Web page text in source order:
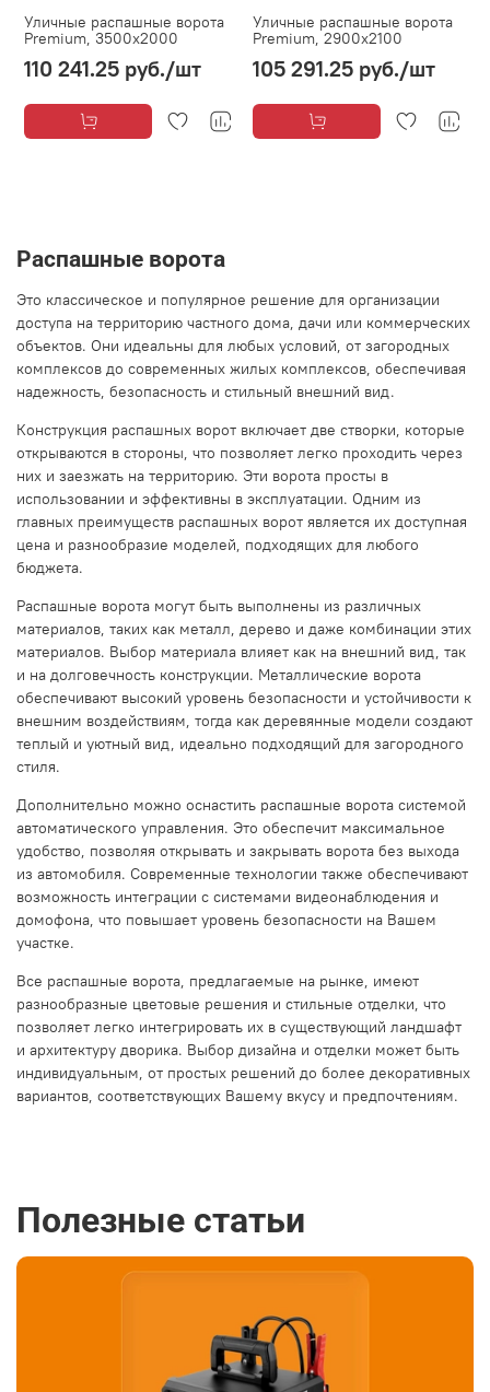
Уличные распашные ворота
Premium, 3500х2000
110 241.25 руб./шт
Уличные распашные ворота
Premium, 2900х2100
105 291.25 руб./шт
Распашные ворота
Это классическое и популярное решение для организации
доступа на территорию частного дома, дачи или коммерческих
объектов. Они идеальны для любых условий, от загородных
комплексов до современных жилых комплексов, обеспечивая
надежность, безопасность и стильный внешний вид.
Конструкция распашных ворот включает две створки, которые
открываются в стороны, что позволяет легко проходить через
них и заезжать на территорию. Эти ворота просты в
использовании и эффективны в эксплуатации. Одним из
главных преимуществ распашных ворот является их доступная
цена и разнообразие моделей, подходящих для любого
бюджета.
Распашные ворота могут быть выполнены из различных
материалов, таких как металл, дерево и даже комбинации этих
материалов. Выбор материала влияет как на внешний вид, так
и на долговечность конструкции. Металлические ворота
обеспечивают высокий уровень безопасности и устойчивости к
внешним воздействиям, тогда как деревянные модели создают
теплый и уютный вид, идеально подходящий для загородного
стиля.
Дополнительно можно оснастить распашные ворота системой
автоматического управления. Это обеспечит максимальное
удобство, позволяя открывать и закрывать ворота без выхода
из автомобиля. Современные технологии также обеспечивают
возможность интеграции с системами видеонаблюдения и
домофона, что повышает уровень безопасности на Вашем
участке.
Все распашные ворота, предлагаемые на рынке, имеют
разнообразные цветовые решения и стильные отделки, что
позволяет легко интегрировать их в существующий ландшафт
и архитектуру дворика. Выбор дизайна и отделки может быть
индивидуальным, от простых решений до более декоративных
вариантов, соответствующих Вашему вкусу и предпочтениям.
Полезные статьи